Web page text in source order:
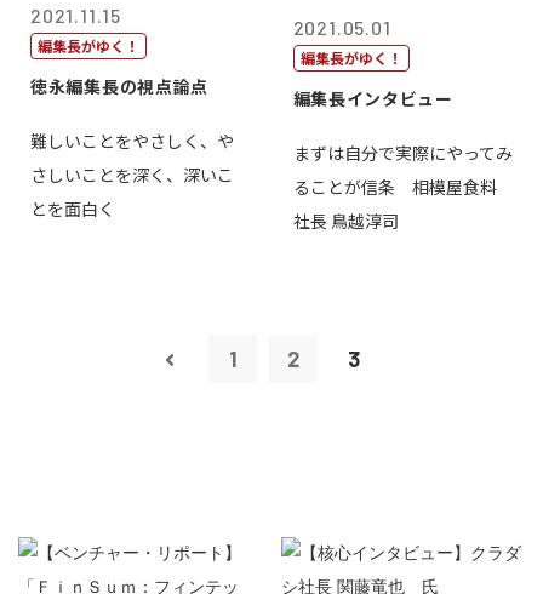
2021.11.15
編集長がゆく！
徳永編集長の視点論点
難しいことをやさしく、や
さしいことを深く、深いこ
とを面白く
2021.05.01
編集長がゆく！
編集長インタビュー
まずは自分で実際にやってみ
ることが信条 相模屋食料
社長 鳥越淳司
1 2 3